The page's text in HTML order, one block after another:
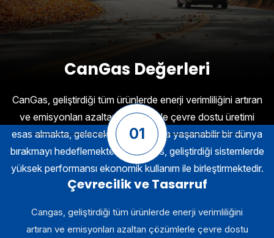
CanGas Değerleri
CanGas, geliştirdiği tüm ürünlerde enerji verimliliğini artıran
ve emisyonları azaltan çözümlerle çevre dostu üretimi
esas almakta, gelecek nesillere daha yaşanabilir bir dünya
bırakmayı hedeflemektedir. CanGas, geliştirdiği sistemlerde
yüksek performansı ekonomik kullanım ile birleştirmektedir.
01
Çevrecilik ve Tasarruf
Cangas, geliştirdiği tüm ürünlerde enerji verimliliğini
artıran ve emisyonları azaltan çözümlerle çevre dostu